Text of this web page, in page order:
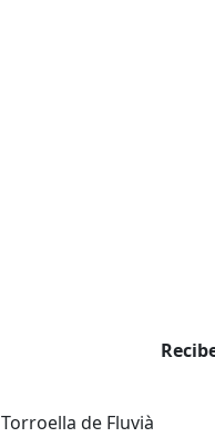
Torroella de Fluvià